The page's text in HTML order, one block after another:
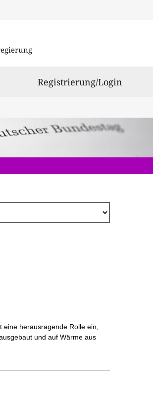
Registrierung/Login
herausragende Rolle ein,
und auf Wärme aus